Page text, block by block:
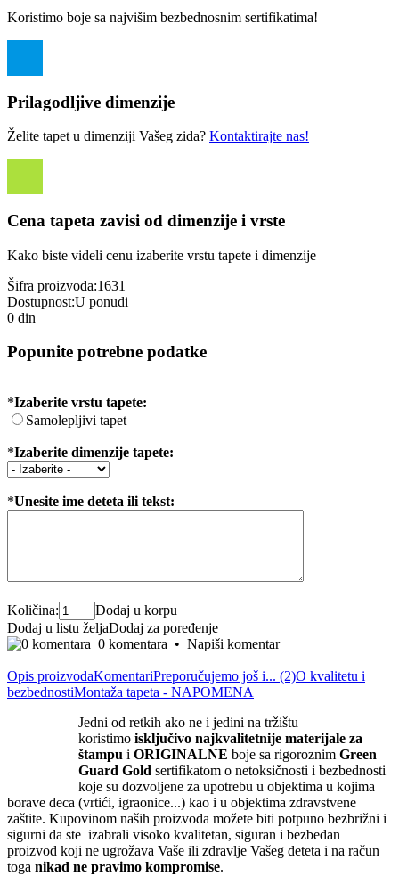
Koristimo boje sa najvišim bezbednosnim sertifikatima!
Prilagodljive dimenzije
Želite tapet u dimenziji Vašeg zida? Kontaktirajte nas!
Cena tapeta zavisi od dimenzije i vrste
Kako biste videli cenu izaberite vrstu tapete i dimenzije
Šifra proizvoda:1631
Dostupnost:U ponudi
0 din
Popunite potrebne podatke
*Izaberite vrstu tapete:
Samolepljivi tapet
*Izaberite dimenzije tapete:
*Unesite ime deteta ili tekst:
Količina:
Dodaj u korpu
Dodaj u listu željaDodaj za poređenje
0 komentara • Napiši komentar
Opis proizvodaKomentariPreporučujemo još i... (2)O kvalitetu i
bezbednostiMontaža tapeta - NAPOMENA
Jedni od retkih ako ne i jedini na tržištu
koristimo isključivo najkvalitetnije materijale za
štampu i ORIGINALNE boje sa rigoroznim Green
Guard Gold sertifikatom o netoksičnosti i bezbednosti
koje su dozvoljene za upotrebu u objektima u kojima
borave deca (vrtići, igraonice...) kao i u objektima zdravstvene
zaštite. Kupovinom naših proizvoda možete biti potpuno bezbrižni i
sigurni da ste izabrali visoko kvalitetan, siguran i bezbedan
proizvod koji ne ugrožava Vaše ili zdravlje Vašeg deteta i na račun
toga nikad ne pravimo kompromise.